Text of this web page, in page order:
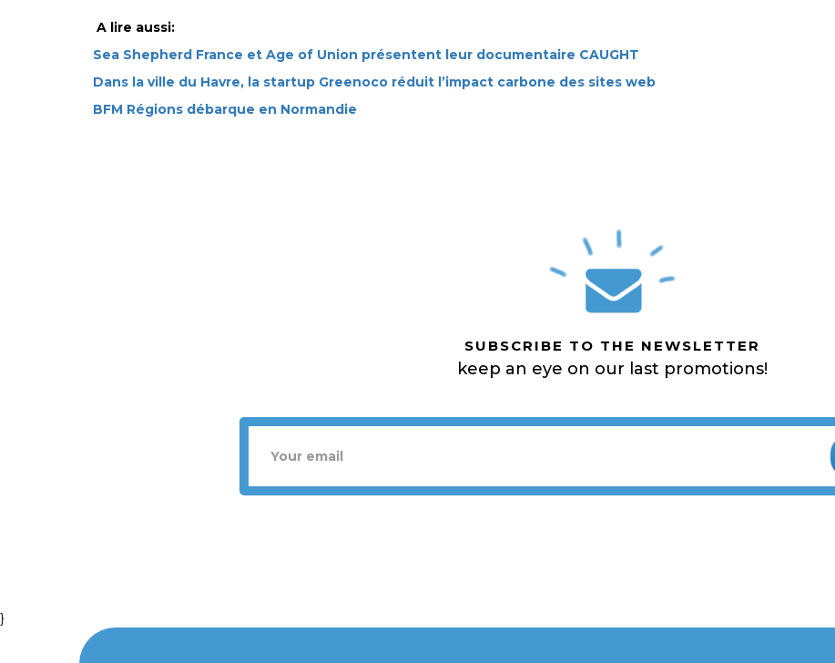
A lire aussi:
Sea Shepherd France et Age of Union présentent leur documentaire CAUGHT
Dans la ville du Havre, la startup Greenoco réduit l’impact carbone des sites web
BFM Régions débarque en Normandie
SUBSCRIBE TO THE NEWSLETTER
keep an eye on our last promotions!
}